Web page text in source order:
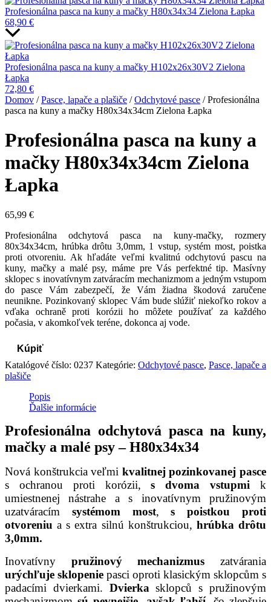
Profesionálna pasca na kuny a mačky H80x34x34 Zielona Łapka
68,90 €
Profesionálna pasca na kuny a mačky H102x26x30V2 Zielona
Łapka
72,80 €
Domov /Pasce, lapače a plašiče /Odchytové pasce / Profesionálna
pasca na kuny a mačky H80x34x34cm Zielona Łapka
Profesionálna pasca na kuny a
mačky H80x34x34cm Zielona
Łapka
65,99 €
Profesionálna odchytová pasca na kuny-mačky, rozmery
80x34x34cm, hrúbka drôtu 3,0mm, 1 vstup, systém most, poistka
proti otvoreniu. Ak hľadáte veľmi kvalitnú odchytovú pascu na
kuny, mačky a malé psy, máme pre Vás perfektné tip. Masívny
sklopec s inovatívnym zatváracím mechanizmom a jedným vstupom
do pasce Vám zabezpečí, že Vám žiadna škodová zaručene
neunikne. Pozinkovaný sklopec Vám bude slúžiť niekoľko rokov a
vďaka ochraně proti korózii ho môžete používať za každého
počasia, v akomkoľvek teréne, dokonca aj vode.
Kúpiť
Katalógové číslo: 0237 Kategórie: Odchytové pasce, Pasce, lapače a
plašiče
Popis
Ďalšie informácie
Profesionálna odchytová pasca na kuny,
mačky a malé psy – H80x34x34
Nová konštrukcia veľmi kvalitnej pozinkovanej pasce
s ochranou proti korózii,s dvoma vstupmi k
umiestnenej nástrahe a s inovatívnym pružinovým
uzatváracím systémom most,s poistkou proti
otvoreniu a s extra silnú konštrukciou, hrúbka drôtu
3,0mm.
Inovatívny pružinový mechanizmus zatvárania
urýchľuje sklopenie pasci oproti klasickým sklopcům s
padacími dvierkami. Dvierka sklopců s pružinovým